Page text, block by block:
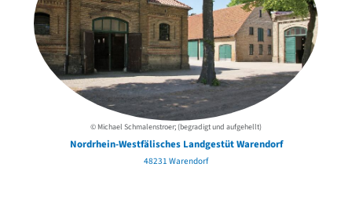
© Michael Schmalenstroer; (begradigt und aufgehellt)
Nordrhein-Westfälisches Landgestüt Warendorf
48231 Warendorf